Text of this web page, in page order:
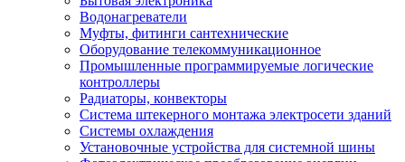
Водонагреватели
Муфты, фитинги сантехнические
Оборудование телекоммуникационное
Промышленные программируемые логические
контроллеры
Радиаторы, конвекторы
Система штекерного монтажа электросети зданий
Системы охлаждения
Установочные устройства для системной шины